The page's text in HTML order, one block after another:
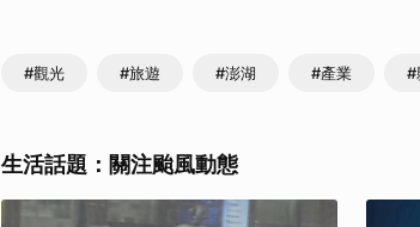
#觀光 #旅遊 #澎湖 #產業 #
生活話題：關注颱風動態